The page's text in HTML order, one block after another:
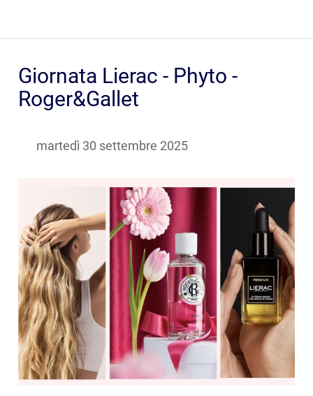
Giornata Lierac - Phyto -
Roger&Gallet
martedì 30 settembre 2025